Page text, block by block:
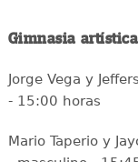
Gimnasia artística
Jorge Vega y
- 15:00 horas
Mario Taperio y